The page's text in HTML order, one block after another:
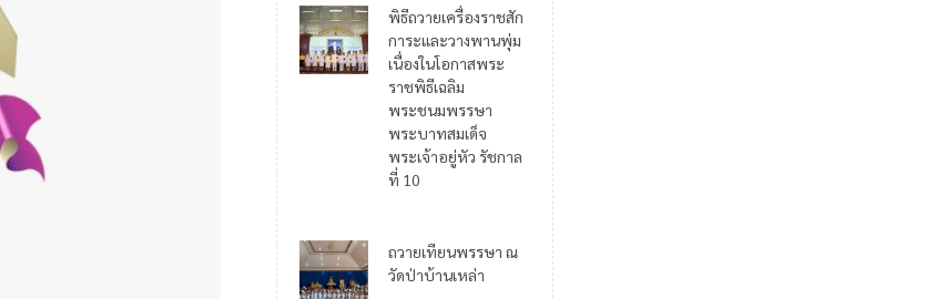
พิธีถวายเครื่องราชสัก
การะและวางพานพุ่ม
เนื่องในโอกาสพระ
ราชพิธีเฉลิม
พระชนมพรรษา
พระบาทสมเด็จ
พระเจ้าอยู่หัว รัชกาล
ที่ 10
ถวายเทียนพรรษา ณ
วัดป่าบ้านเหล่า